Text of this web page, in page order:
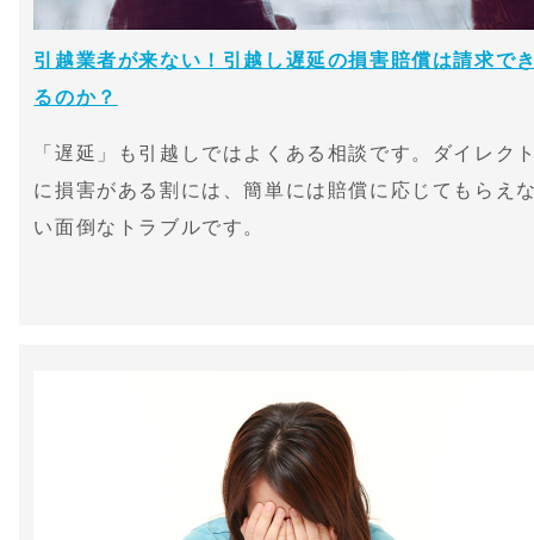
引越業者が来ない！引越し遅延の損害賠償は請求で
るのか？
「遅延」も引越しではよくある相談です。ダイレク
に損害がある割には、簡単には賠償に応じてもらえ
い面倒なトラブルです。